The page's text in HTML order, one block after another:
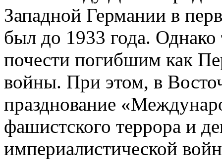
Западной Германии в
был до 1933 года. Однако
почести погибшим как
войны. При этом, в
празднование
фашистского террора и
империалистической